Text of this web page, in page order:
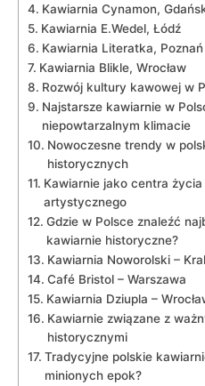
Kawiarnia Cynamon,
Kawiarnia E.Wedel, Łódź
Kawiarnia⁣ Literatka, Poznań
Kawiarnia Blikle, Wrocław
Rozwój kultury kawowej​ w
Najstarsze kawiarnie w
niepowtarzalnym klimacie
Nowoczesne‌ trendy w​
historycznych
Kawiarnie jako centra
artystycznego
Gdzie w Polsce​ znaleźć
kawiarnie historyczne?
Kawiarnia Noworolski –
Café Bristol – Warszawa
Kawiarnia Dziupla –
Kawiarnie związane z
historycznymi
Tradycyjne polskie
⁤minionych ‍epok?